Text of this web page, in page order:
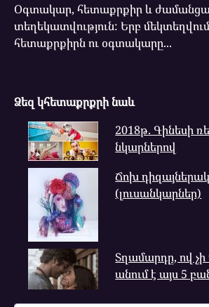
Օգտակար, հետաքրքիր և
տեղեկատվություն: Երբ
հետաքրքիրն ու օգտակարը...
Ձեզ կհետաքրքրի նաև
2018թ. Գինեսի
նկարներով
Ճոխ
(լուսանկարներ)
Տղամարդը, ով չի
անում է այս 5